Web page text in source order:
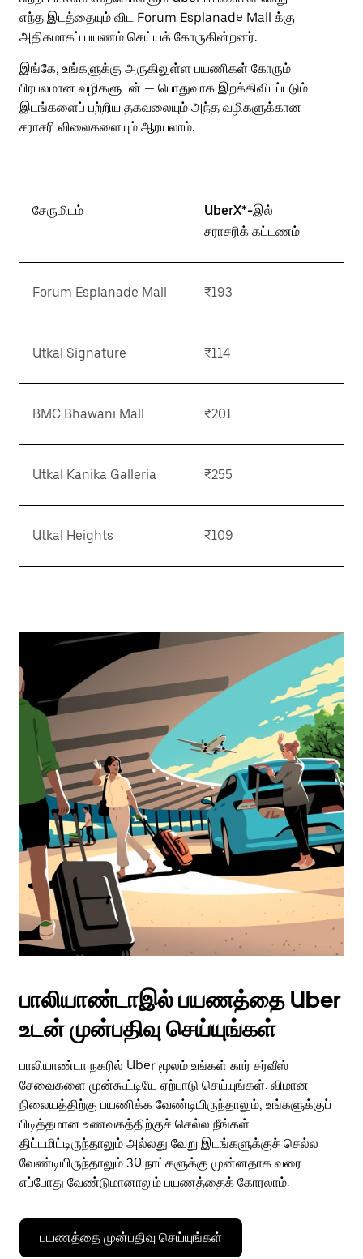
எந்த இடத்தையும் விட Forum Esplanade Mall க்கு
அதிகமாகப் பயணம் செய்யக் கோருகின்றனர்.
இங்கே, உங்களுக்கு அருகிலுள்ள பயணிகள் கோரும்
பிரபலமான வழிகளுடன் — பொதுவாக இறக்கிவிடப்படும்
இடங்களைப் பற்றிய தகவலையும் அந்த வழிகளுக்கான
சராசரி விலைகளையும் ஆரயலாம்.
சேருமிடம்
UberX*-இல்
சராசரிக் கட்டணம்
Forum Esplanade Mall ₹193
Utkal Signature ₹114
BMC Bhawani Mall ₹201
Utkal Kanika Galleria ₹255
Utkal Heights ₹109
பாலியாண்டாஇல் பயணத்தை Uber
உடன் முன்பதிவு செய்யுங்கள்
பாலியாண்டா நகரில் Uber மூலம் உங்கள் கார் சர்வீஸ்
சேவைகளை முன்கூட்டியே ஏற்பாடு செய்யுங்கள். விமான
நிலையத்திற்கு பயணிக்க வேண்டியிருந்தாலும், உங்களுக்குப்
பிடித்தமான உணவகத்திற்குச் செல்ல நீங்கள்
திட்டமிட்டிருந்தாலும் அல்லது வேறு இடங்களுக்குச் செல்ல
வேண்டியிருந்தாலும் 30 நாட்களுக்கு முன்னதாக வரை
எப்போது வேண்டுமானாலும் பயணத்தைக் கோரலாம்.
பயணத்தை முன்பதிவு செய்யுங்கள்